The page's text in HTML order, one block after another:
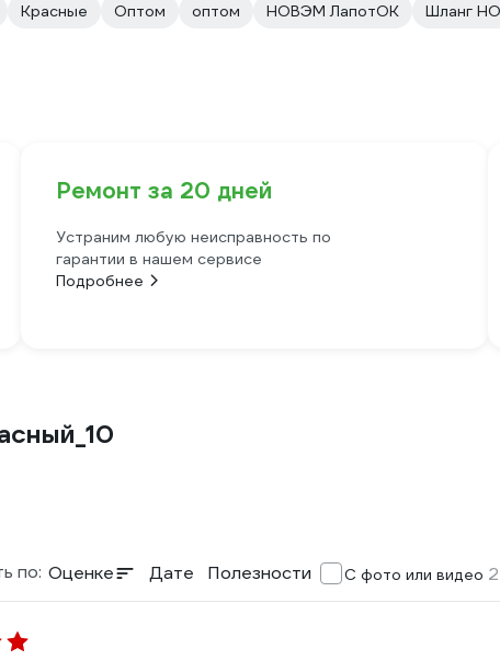
Красные Оптом оптом НОВЭМ ЛапотОК Шланг
Ремонт за 20 дней
Устраним любую неисправность по
гарантии в нашем сервисе
Подробнее
по: Оценке Дате Полезности С фото или видео 2